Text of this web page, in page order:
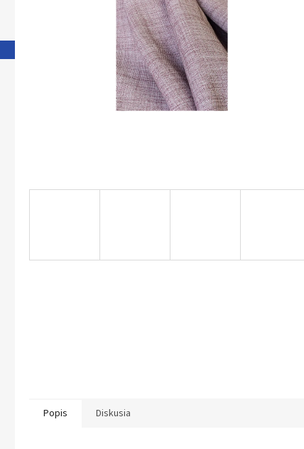
Popis Diskusia